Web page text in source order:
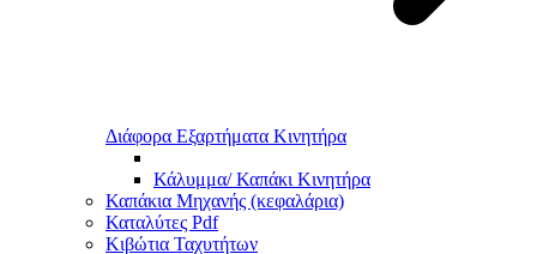
Διάφορα Εξαρτήματα Κινητήρα
Κάλυμμα/ Καπάκι Κινητήρα
Καπάκια Μηχανής (κεφαλάρια)
Καταλύτες Pdf
Κιβώτια Ταχυτήτων